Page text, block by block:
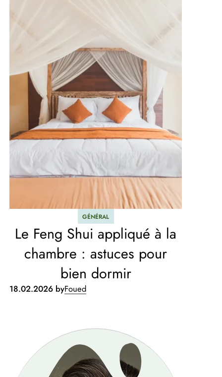
GÉNÉRAL
Le Feng Shui appliqué à la
chambre : astuces pour
bien dormir
18.02.2026 byFoued